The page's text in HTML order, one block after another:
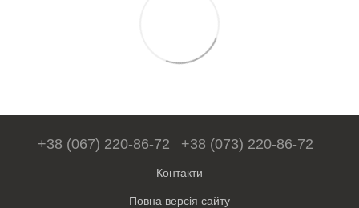
+38 (067) 220-86-72 +38 (073) 220-86-72
Контакти
Повна версія сайту